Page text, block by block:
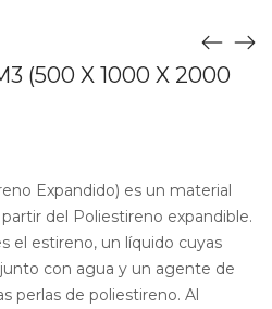
(500 X 1000 X 2000
Expandido) es un material
del Poliestireno expandible.
el estireno, un líquido cuyas
con agua y un agente de
perlas de poliestireno. Al